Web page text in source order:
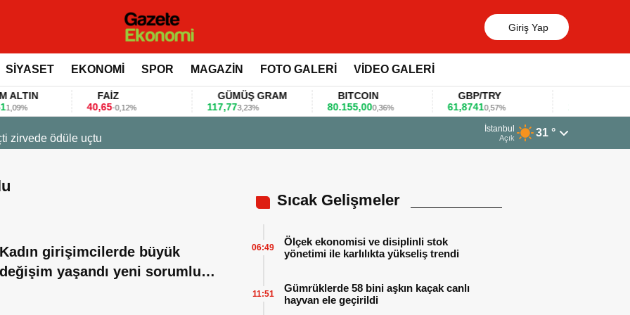
Giriş Yap
SİYASET EKONOMİ SPOR MAGAZİN FOTO GALERİ VİDEO GALERİ
-0,12%
GÜMÜŞ GRAM
117,773,23%
BITCOIN
80.155,000,36%
GBP/TRY
61,87410,57%
İstanbul
Açık 31 °
Kadın girişimcilerde büyük
değişim yaşandı yeni sorumlu
Sıcak Gelişmeler
Ölçek ekonomisi ve disiplinli stok
yönetimi ile karlılıkta yükseliş trendi
06:49
Gümrüklerde 58 bini aşkın kaçak canlı
hayvan ele geçirildi
11:51